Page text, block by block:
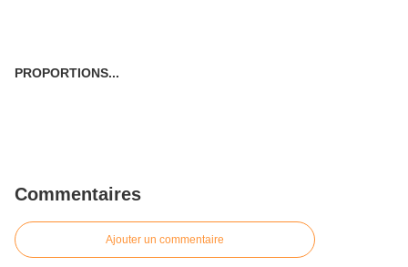
PROPORTIONS...
Commentaires
Ajouter un commentaire